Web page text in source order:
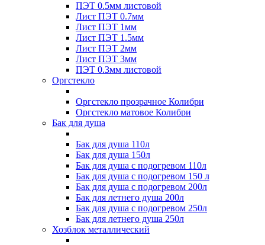
ПЭТ 0.5мм листовой
Лист ПЭТ 0.7мм
Лист ПЭТ 1мм
Лист ПЭТ 1.5мм
Лист ПЭТ 2мм
Лист ПЭТ 3мм
ПЭТ 0.3мм листовой
Оргстекло
Оргстекло прозрачное Колибри
Оргстекло матовое Колибри
Бак для душа
Бак для душа 110л
Бак для душа 150л
Бак для душа с подогревом 110л
Бак для душа с подогревом 150 л
Бак для душа с подогревом 200л
Бак для летнего душа 200л
Бак для душа с подогревом 250л
Бак для летнего душа 250л
Хозблок металлический